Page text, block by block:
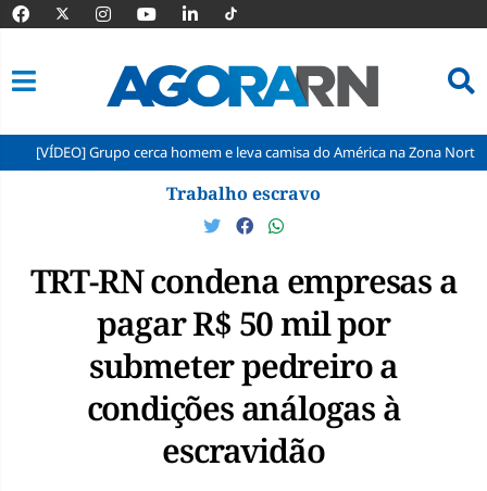
Grupo cerca homem e leva camisa do América na Zona Norte de Natal
Trabalho escravo
TRT-RN condena empresas a
pagar R$ 50 mil por
submeter pedreiro a
condições análogas à
escravidão